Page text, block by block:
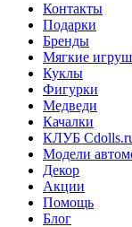
Контакты
Подарки
Бренды
Мягкие
Куклы
Фигурки
Медведи
Качалки
КЛУБ
Модели
Декор
Акции
Помощь
Блог